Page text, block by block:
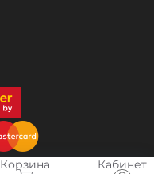
Корзина Кабинет